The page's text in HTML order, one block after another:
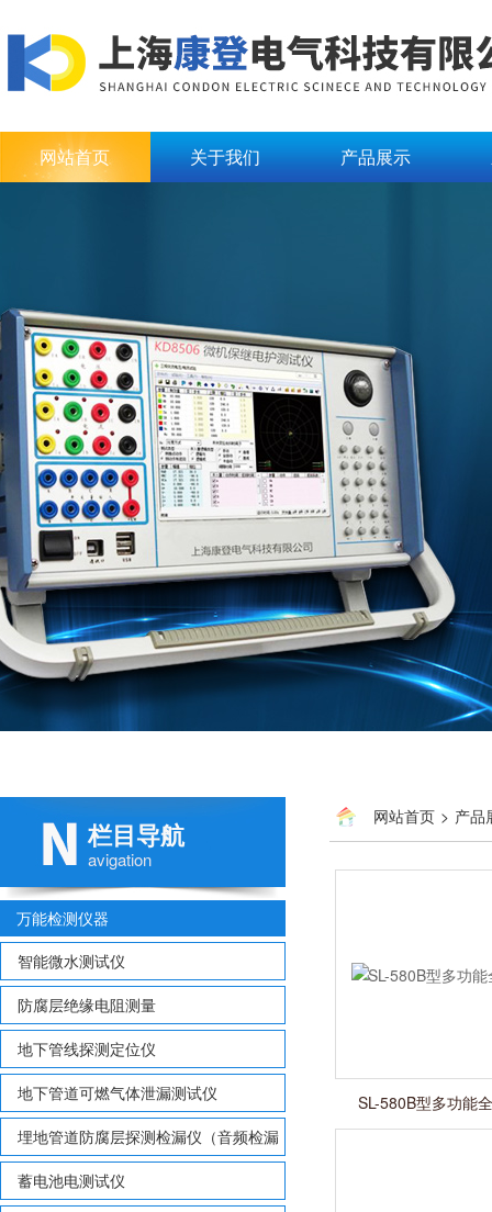
网站首页 关于我们 产品展示
栏目导航
avigation
万能检测仪器
智能微水测试仪
防腐层绝缘电阻测量
地下管线探测定位仪
地下管道可燃气体泄漏测试仪
埋地管道防腐层探测检漏仪（音频检漏
仪）
蓄电池电测试仪
网站首页 > 产品
SL-580B型多功能